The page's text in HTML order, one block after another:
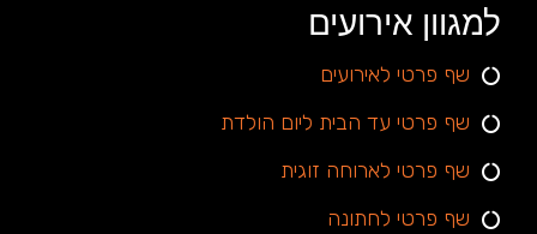
למגוון אירועים
שף פרטי לאירועים
שף פרטי עד הבית ליום הולדת
שף פרטי לארוחה זוגית
שף פרטי לחתונה